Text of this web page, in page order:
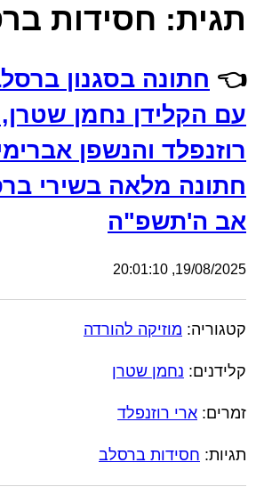
תגית: חסידות
👈 חתונה בסגנון
עם הקלידן נחמן
רוזנפלד והנשפן
חתונה מלאה בשירי
אב ה'תשפ"ה
19/08/2025, 20:01:10
קטגוריה: מוזיקה להורדה
קלידנים: נחמן שטרן
זמרים: ארי רוזנפלד
תגיות: חסידות ברסלב